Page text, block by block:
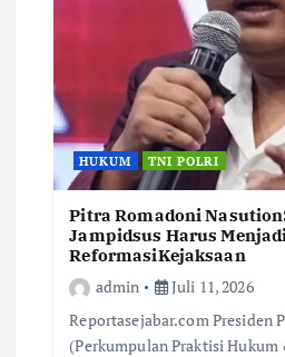
HUKUM TNI POLRI
Pitra Romadoni
Jampidsus Harus
ReformasiKejaksaan
admin
Juli 11, 2026
Reportasejabar.com Presiden
(Perkumpulan Praktisi